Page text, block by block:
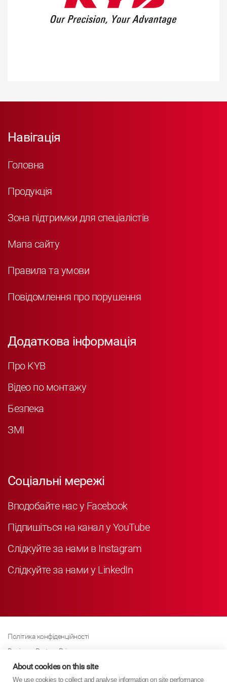
Навігація
Головна
Продукція
Зона підтримки для спеціалістів
Мапа сайту
Правила та умови
Повідомлення про порушення
Додаткова інформація
Про KYB
Відео по монтажу
Безпека
ЗМІ
Соціальні мережі
Вподобайте нас у Facebook
Підпишіться на канал у YouTube
Слідкуйте за нами в Instagram
Слідкуйте за нами у LinkedIn
Політика конфіденційності
Business Partner Privacy
Політика щодо файлів cookie
Сучасна політика Закону про рабство
About cookies on this site
We use cookies to collect and analyse information on site performance